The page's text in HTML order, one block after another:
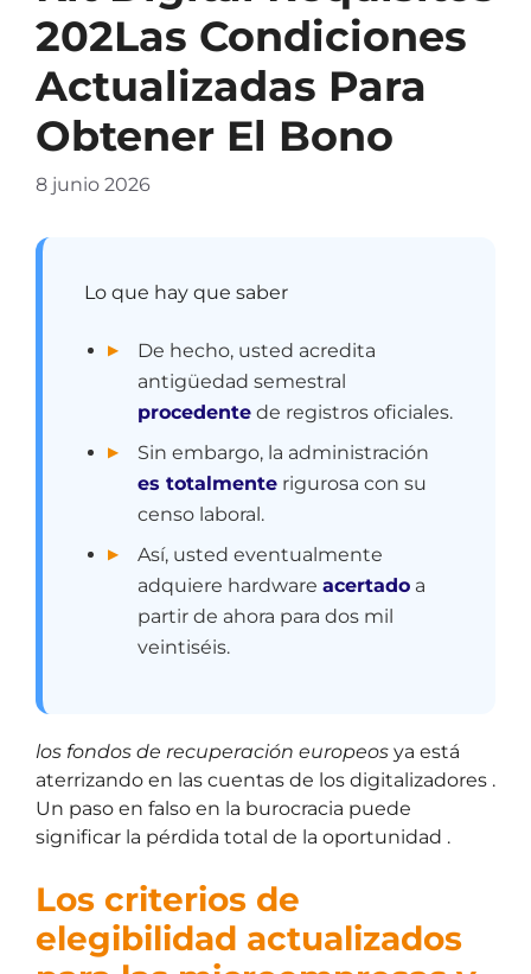
202Las Condiciones
Actualizadas Para
Obtener El Bono
8 junio 2026
Lo que hay que saber
De hecho, usted acredita
antigüedad semestral
procedente de registros oficiales.
Sin embargo, la administración
es totalmente rigurosa con su
censo laboral.
Así, usted eventualmente
adquiere hardware acertado a
partir de ahora para dos mil
veintiséis.
los fondos de recuperación europeos ya está
aterrizando en las cuentas de los digitalizadores .
Un paso en falso en la burocracia puede
significar la pérdida total de la oportunidad .
Los criterios de
elegibilidad actualizados